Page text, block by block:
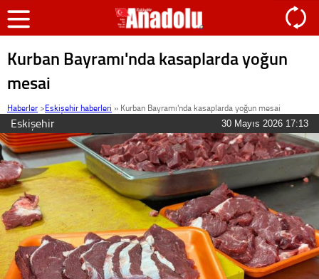
Kurban Bayramı'nda kasaplarda yoğun
mesai
Haberler >Eskişehir haberleri » Kurban Bayramı'nda kasaplarda yoğun mesai
Eskişehir 30 Mayıs 2026 17:13